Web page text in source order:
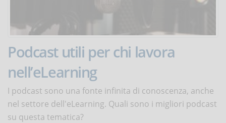
Podcast utili per chi lavora
nell’eLearning
I podcast sono una fonte infinita di conoscenza, anche
nel settore dell'eLearning. Quali sono i migliori podcast
su questa tematica?